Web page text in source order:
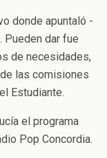
donde apuntaló -
Pueden dar fue
de necesidades,
las comisiones
Estudiante.
el programa
Pop Concordia.